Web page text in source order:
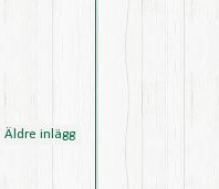
Äldre inlägg